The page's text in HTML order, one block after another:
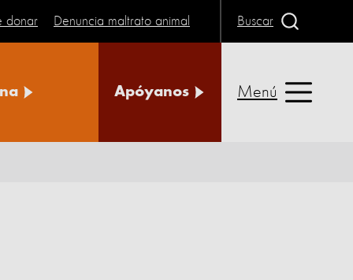
donar Denuncia maltrato animal Buscar
Apóyanos Menú